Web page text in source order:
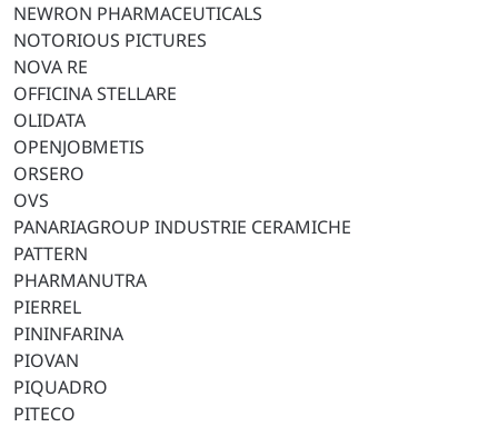
NEWRON PHARMACEUTICALS
NOTORIOUS PICTURES
NOVA RE
OFFICINA STELLARE
OLIDATA
OPENJOBMETIS
ORSERO
OVS
PANARIAGROUP INDUSTRIE CERAMICHE
PATTERN
PHARMANUTRA
PIERREL
PININFARINA
PIOVAN
PIQUADRO
PITECO